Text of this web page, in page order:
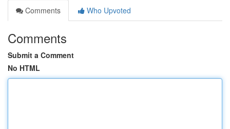
Comments
Who Upvoted
Comments
Submit a Comment
No HTML